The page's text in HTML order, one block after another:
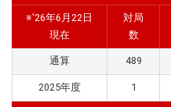
※'26年6月22日
現在
対局
数
通算 489
2025年度 1